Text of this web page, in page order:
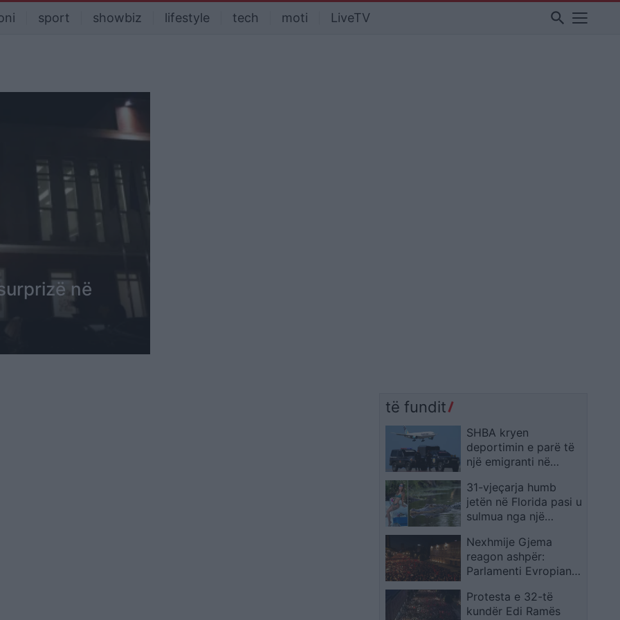
sport showbiz lifestyle tech moti LiveTV search
në
të fundit
SHBA kryen
deportimin e parë të
një emigranti në
marrëveshjes mes dy
vendeve
31-vjeçarja humb
jetën në Florida pasi u
sulmua nga një
gjatë
Nexhmije Gjema
reagon ashpër:
Parlamenti Evropian
pare” Edi Ramën
Protesta e 32-të
kundër Edi Ramës